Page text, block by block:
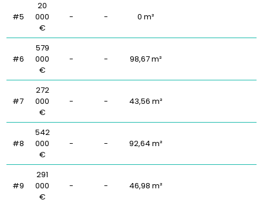
#5
20
000
€
- - 0 m²
#6
579
000
€
- - 98,67 m²
#7
272
000
€
- - 43,56 m²
#8
542
000
€
- - 92,64 m²
#9
291
000
€
- - 46,98 m²